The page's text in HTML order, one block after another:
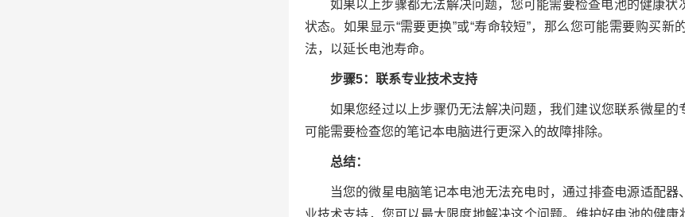
如果以上步骤都无法解决问题，您可能需要检查电池的健康
状态。如果显示“需要更换”或“寿命较短”，那么您可能需要购买
法，以延长电池寿命。
步骤5：联系专业技术支持
如果您经过以上步骤仍无法解决问题，我们建议您联系微星
可能需要检查您的笔记本电脑进行更深入的故障排除。
总结：
当您的微星电脑笔记本电池无法充电时，通过排查电源适配
业技术支持，您可以最大限度地解决这个问题。维护好电池的健